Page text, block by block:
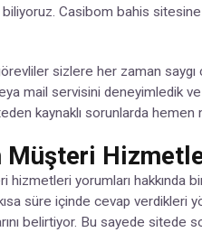
Casibom bahis
sizlere her zaman
mail servisini deneyimledik
kaynaklı sorunlarda
Müşteri
yorumları hakkında
süre içinde cevap verdikleri
belirtiyor. Bu sayede sitede